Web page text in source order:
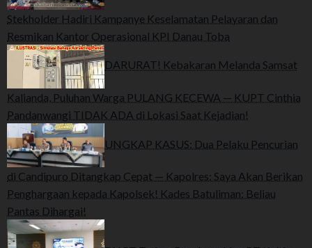
Stekholder Hadiri Kampanye Keselamatan Pelayaran dan
Resmikan Kantor Operasional KPI Danau Toba
DARURAT! Kebakaran Melanda Samsat
Kalianda, Puluhan Warga PULANG KECEWA — KUPT Cinthia
Pandanwangi TIDAK ADA di Lokasi Saat Kejadian!
UNGKAP KASUS: Dua Pelaku Pencurian
di Candipuro Ditangkap Cepat — Kapolres: Saya Akan Berikan
Penghargaan kepada Kapolsek! Kades Batuliman: Beliau
Pantas Dihargai!